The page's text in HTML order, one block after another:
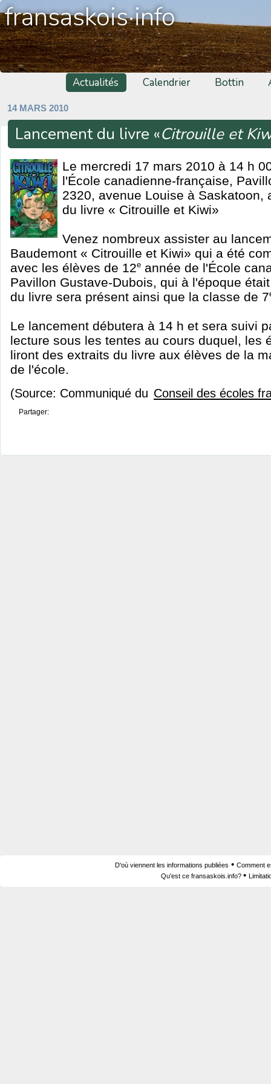
fransaskois·info
Actualités Calendrier Bottin
14 MARS 2010
Lancement du livre «Citrouille et
Le mercredi 17 mars 2010 à 14 h
l'École canadienne-française,
2320, avenue Louise à Saskatoon,
du livre « Citrouille et Kiwi»
Venez nombreux assister au
Baudemont « Citrouille et Kiwi» qui a été
avec les élèves de 12e année de l'École
Pavillon Gustave-Dubois, qui à l'époque
du livre sera présent ainsi que la classe de 7
Le lancement débutera à 14 h et sera suivi
lecture sous les tentes au cours duquel, les
liront des extraits du livre aux élèves de la
de l'école.
(Source: Communiqué du Conseil des écoles
Partager:
D'où viennent les informations publiées • Comment
Qu'est ce fransaskois.info? •